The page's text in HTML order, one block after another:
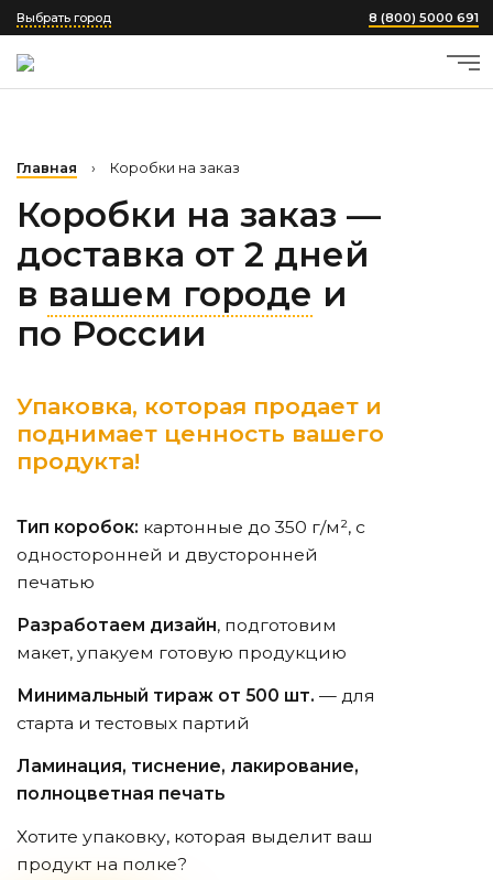
Выбрать город 8 (800) 5000 691
Главная › Коробки на заказ
Коробки на заказ —
доставка от 2 дней
в вашем городе и
по России
Упаковка, которая продает и
поднимает ценность вашего
продукта!
Тип коробок: картонные до 350 г/м², с
односторонней и двусторонней
печатью
Разработаем дизайн, подготовим
макет, упакуем готовую продукцию
Минимальный тираж от 500 шт. — для
старта и тестовых партий
Ламинация, тиснение, лакирование,
полноцветная печать
Хотите упаковку, которая выделит ваш
продукт на полке?